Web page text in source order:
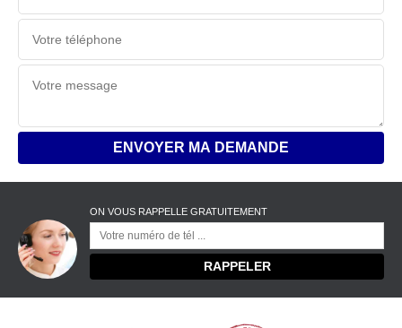
ON VOUS RAPPELLE GRATUITEMENT